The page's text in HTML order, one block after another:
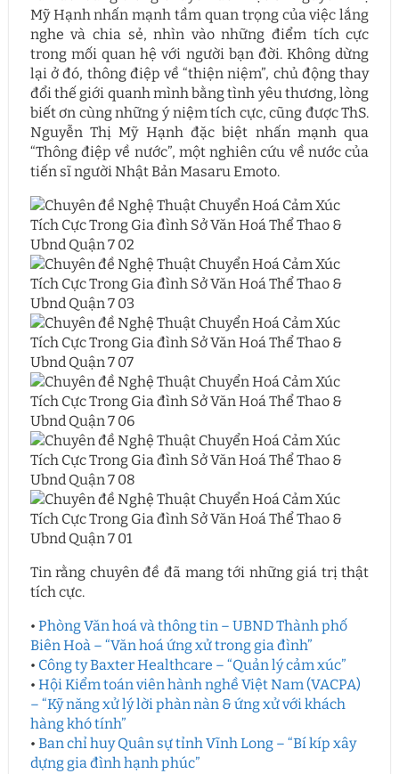
Mỹ Hạnh nhấn mạnh tầm quan trọng của việc lắng
nghe và chia sẻ, nhìn vào những điểm tích cực
trong mối quan hệ với người bạn đời. Không dừng
lại ở đó, thông điệp về “thiện niệm”, chủ động thay
đổi thế giới quanh mình bằng tình yêu thương, lòng
biết ơn cùng những ý niệm tích cực, cũng được ThS.
Nguyễn Thị Mỹ Hạnh đặc biệt nhấn mạnh qua
“Thông điệp về nước”, một nghiên cứu về nước của
tiến sĩ người Nhật Bản Masaru Emoto.
Tin rằng chuyên đề đã mang tới những giá trị thật
tích cực.
• Phòng Văn hoá và thông tin – UBND Thành phố
Biên Hoà – “Văn hoá ứng xử trong gia đình”
• Công ty Baxter Healthcare – “Quản lý cảm xúc”
• Hội Kiểm toán viên hành nghề Việt Nam (VACPA)
– “Kỹ năng xử lý lời phàn nàn & ứng xử với khách
hàng khó tính”
• Ban chỉ huy Quân sự tỉnh Vĩnh Long – “Bí kíp xây
dựng gia đình hạnh phúc”